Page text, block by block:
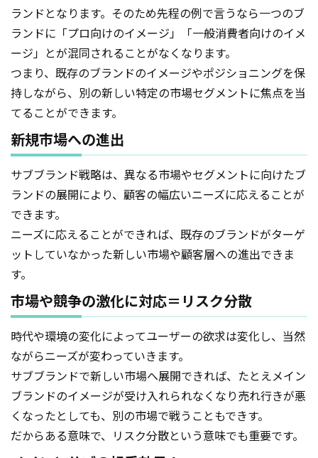
ランドとなります。そのため先程の例で言うなら一つのブ
ランドに「プロ向けのイメージ」「一般消費者向けのイメ
ージ」とが混同されることがなくなります。
つまり、既存のブランドのイメージやポジショニングを保
持しながら、別の新しい特定の市場セグメントに焦点を当
てることができます。
新規市場への進出
サブブランド戦略は、異なる市場やセグメントに向けたブ
ランドの展開により、顧客の幅広いニーズに応えることが
できます。
ニーズに応えることができれば、既存のブランドがターゲ
ットしていなかった新しい市場や顧客層への進出できま
す。
市場や競争の激化に対応＝リスク分散
時代や環境の変化によってユーザーの欲求は変化し、当然
ながらニーズが変わっていきます。
サブブランドで新しい市場へ展開できれば、たとえメイン
ブランドのイメージが受け入れられなくなり売れ行きが悪
くなったとしても、別の市場で戦うこともできす。
だからある意味で、リスク分散という意味でも重要です。